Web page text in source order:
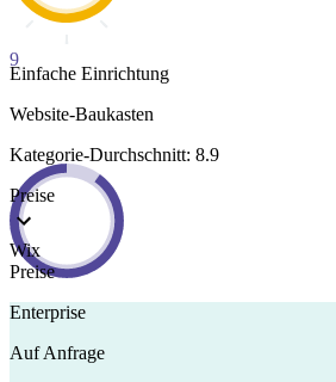
9
Einfache Einrichtung
Website-Baukasten
Kategorie-Durchschnitt: 8.9
Preise
Wix
Preise
Enterprise
Auf Anfrage